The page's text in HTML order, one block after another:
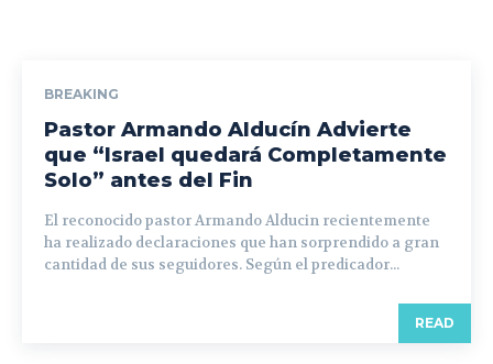
BREAKING
Pastor Armando Alducín Advierte
que “Israel quedará Completamente
Solo” antes del Fin
El reconocido pastor Armando Alducin recientemente
ha realizado declaraciones que han sorprendido a gran
cantidad de sus seguidores. Según el predicador...
READ